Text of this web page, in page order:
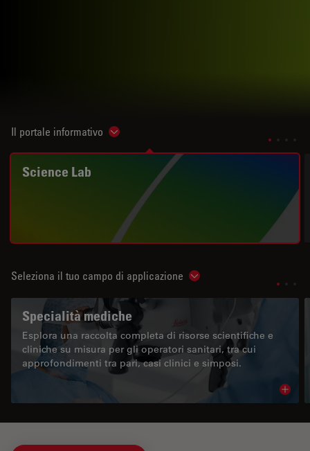
Il portale informativo Show subnavigation
Science Lab
Seleziona il tuo campo di applicazione Show subnavigation
Specialità mediche
Esplora una raccolta completa di risorse scientifiche e
cliniche su misura per gli operatori sanitari, tra cui
approfondimenti tra pari, casi clinici e simposi.